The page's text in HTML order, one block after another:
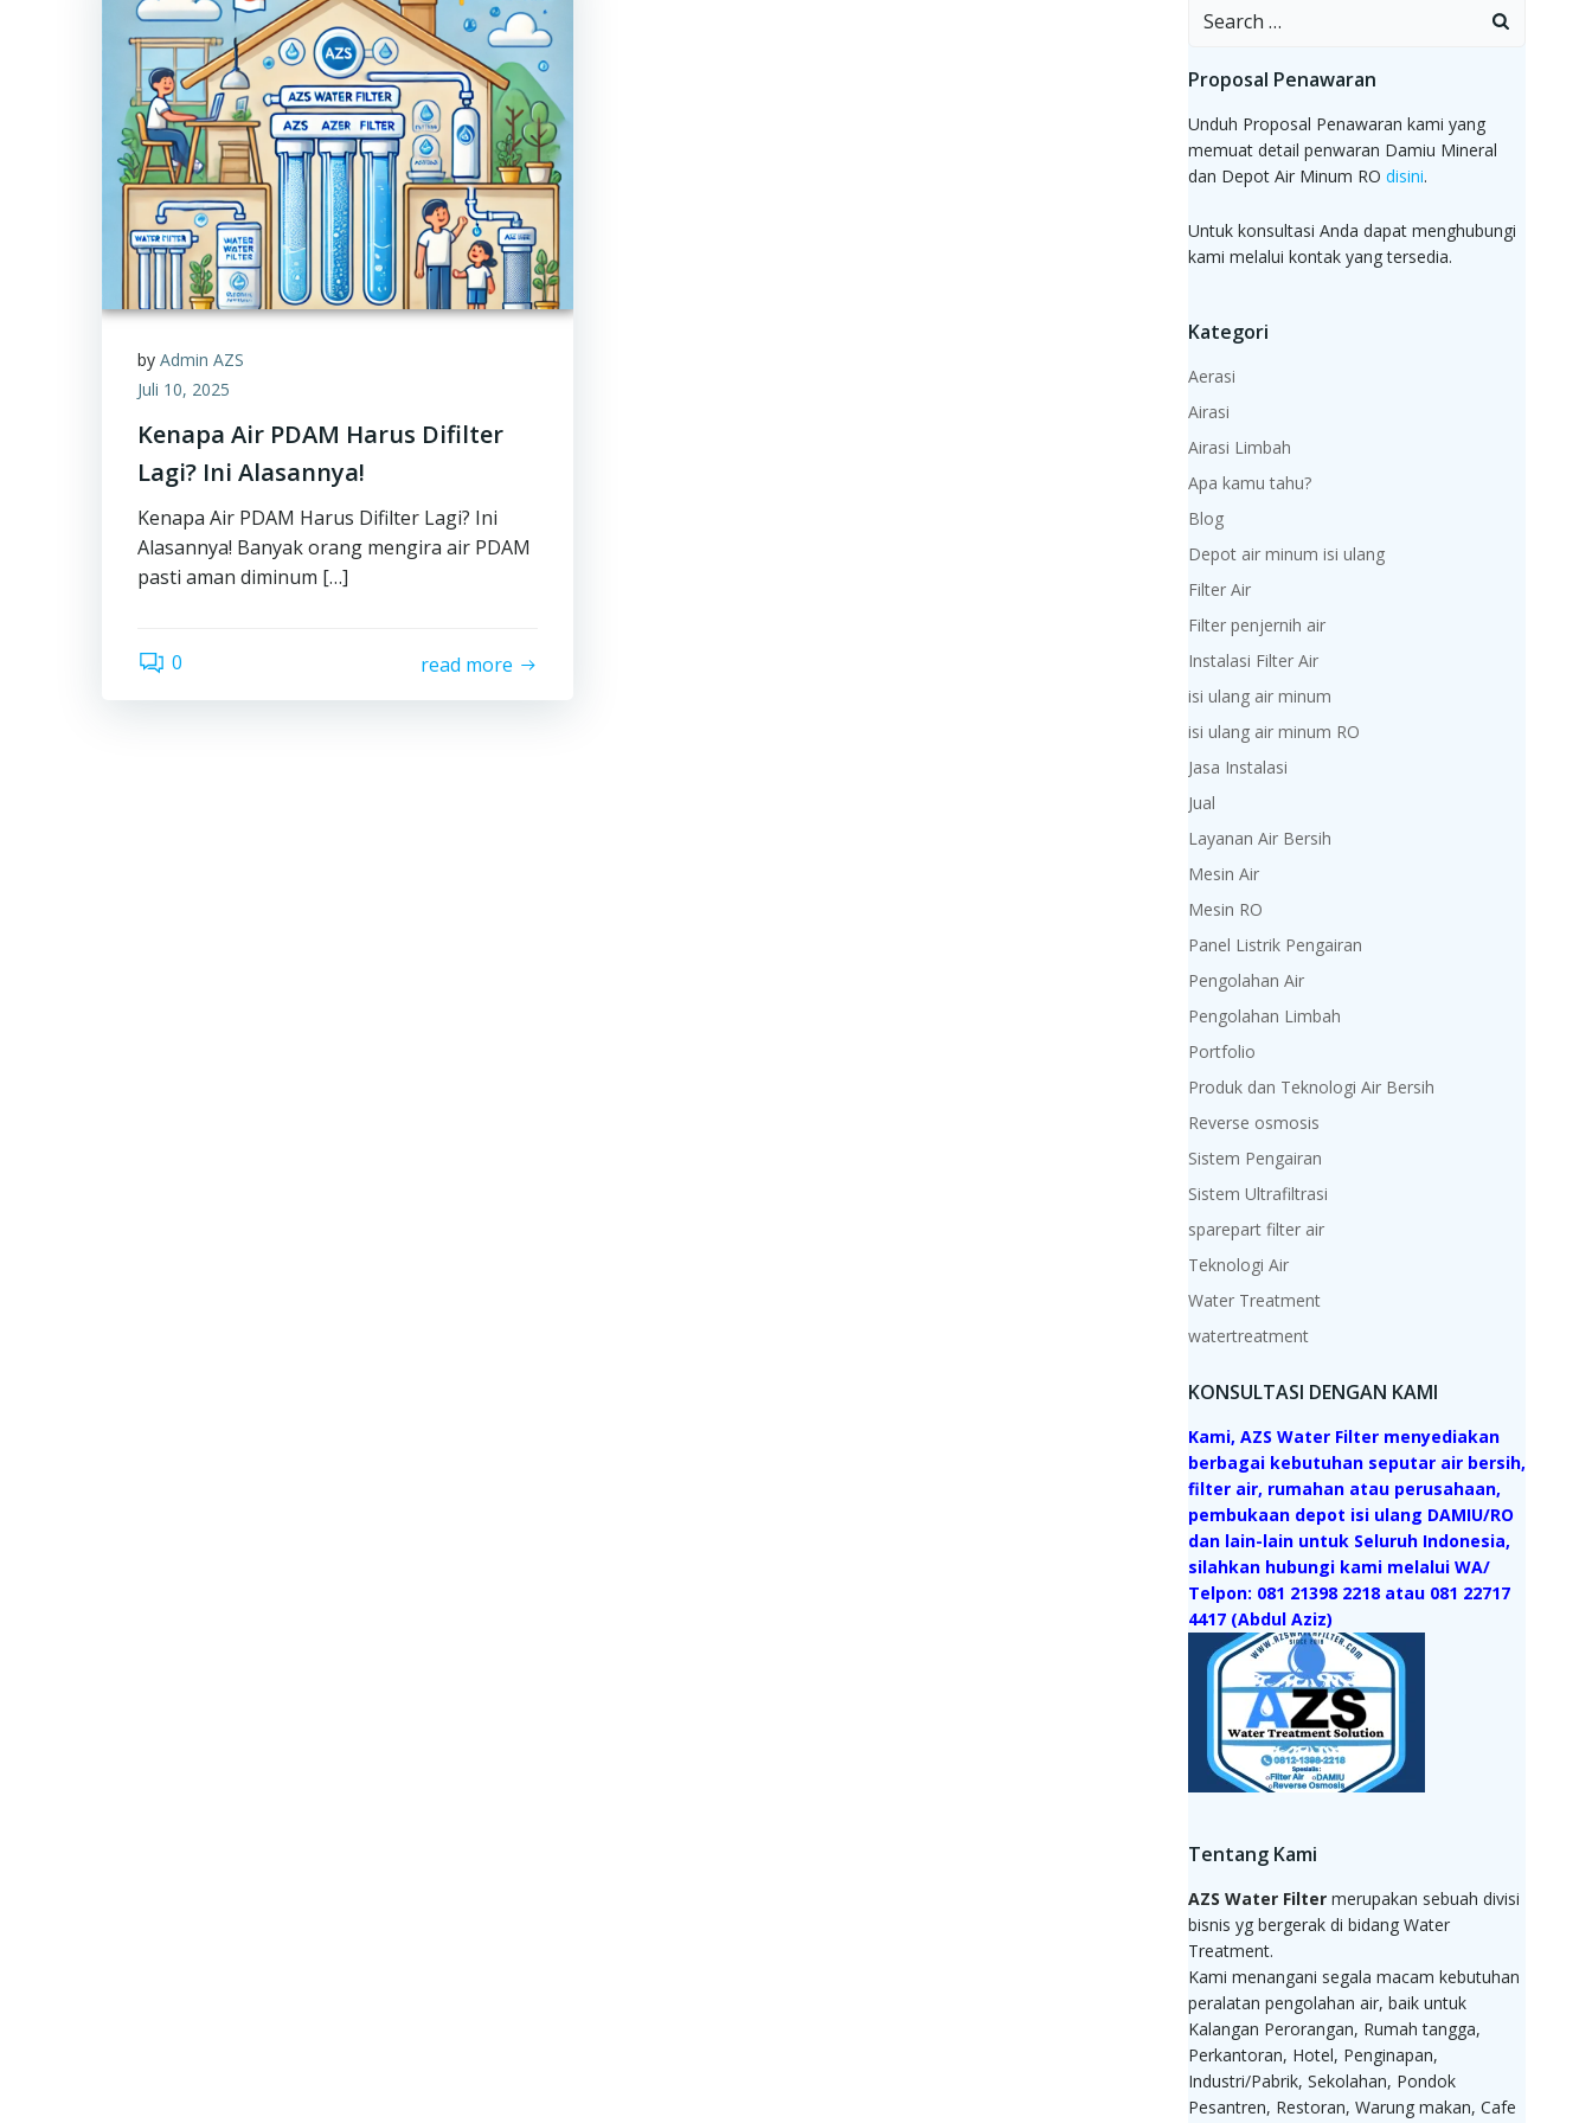
by Admin AZS
Juli 10, 2025
Kenapa Air PDAM Harus Difilter
Lagi? Ini Alasannya!
Kenapa Air PDAM Harus Difilter Lagi? Ini
Alasannya! Banyak orang mengira air PDAM
pasti aman diminum […]
0 read more
Search
Proposal Penawaran
Unduh Proposal Penawaran kami yang
memuat detail penwaran Damiu Mineral
dan Depot Air Minum RO disini.
Untuk konsultasi Anda dapat menghubungi
kami melalui kontak yang tersedia.
Kategori
Aerasi
Airasi
Airasi Limbah
Apa kamu tahu?
Blog
Depot air minum isi ulang
Filter Air
Filter penjernih air
Instalasi Filter Air
isi ulang air minum
isi ulang air minum RO
Jasa Instalasi
Jual
Layanan Air Bersih
Mesin Air
Mesin RO
Panel Listrik Pengairan
Pengolahan Air
Pengolahan Limbah
Portfolio
Produk dan Teknologi Air Bersih
Reverse osmosis
Sistem Pengairan
Sistem Ultrafiltrasi
sparepart filter air
Teknologi Air
Water Treatment
watertreatment
KONSULTASI DENGAN KAMI
Kami, AZS Water Filter menyediakan
berbagai kebutuhan seputar air bersih,
filter air, rumahan atau perusahaan,
pembukaan depot isi ulang DAMIU/RO
dan lain-lain untuk Seluruh Indonesia,
silahkan hubungi kami melalui WA/
Telpon: 081 21398 2218 atau 081 22717
4417 (Abdul Aziz)
Tentang Kami
AZS Water Filtermerupakan sebuah divisi
bisnis yg bergerak di bidang Water
Treatment.
Kami menangani segala macam kebutuhan
peralatan pengolahan air, baik untuk
Kalangan Perorangan, Rumah tangga,
Perkantoran, Hotel, Penginapan,
Industri/Pabrik, Sekolahan, Pondok
Pesantren, Restoran, Warung makan, Cafe